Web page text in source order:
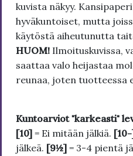
kuvista näkyy.
hyväkuntoiset, mutta
käytöstä aiheutunutta
HUOM! Ilmoituskuvissa,
saattaa valo heijastaa
reunaa, joten tuotteessa
Kuntoarviot "karkeasti"
[10] = Ei mitään jälkiä.
jälkeä. [9½] = 3-4 pientä